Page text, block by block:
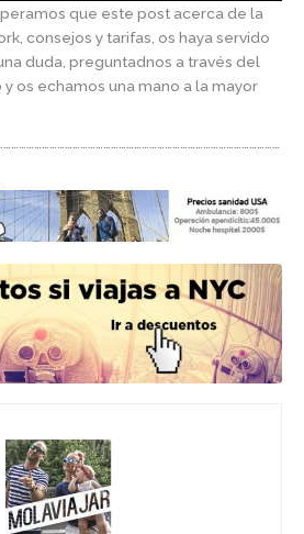
que este post acerca de la
consejos y tarifas, os haya servido
duda, preguntadnos a través del
os echamos una mano a la mayor